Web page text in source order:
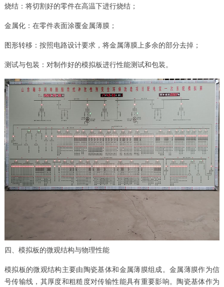
烧结：将切割好的零件在高温下进行烧结；
金属化：在零件表面涂覆金属薄膜；
图形转移：按照电路设计要求，将金属薄膜上多余的部分去掉；
测试与包装：对制作好的模拟板进行性能测试和包装。
四、模拟板的微观结构与物理性能
模拟板的微观结构主要由陶瓷基体和金属薄膜组成。金属薄膜作为信
号传输线，其厚度和粗糙度对传输性能具有重要影响。陶瓷基体作为